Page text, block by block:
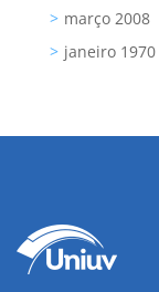
março 2008
janeiro 1970